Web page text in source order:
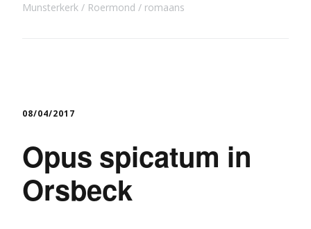
Munsterkerk
Roermond romaans
08/04/2017
Opus spicatum in
Orsbeck